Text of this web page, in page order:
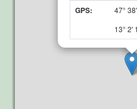
GPS:
47°
13° 2'